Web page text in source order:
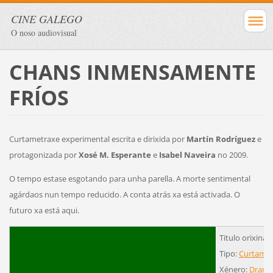
CINE GALEGO
O noso audiovisual
CHANS INMENSAMENTE
FRÍOS
Curtametraxe experimental escrita e dirixida por Martín Rodrígueze
protagonizada porXosé M. Esperante e Isabel Naveira no 2009.
O tempo estase esgotando para unha parella. A morte sentimental
agárdaos nun tempo reducido. A conta atrás xa está activada. O
futuro xa está aqui.
Titulo orixinal:
Tipo:
Xénero: Drama